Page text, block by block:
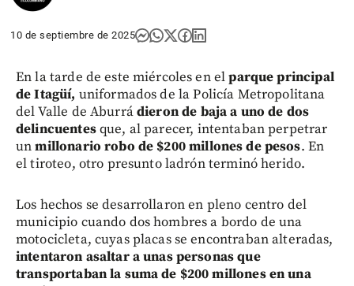
10 de septiembre de 2025
En la tarde de este miércoles en elparque principal
de Itagüí, uniformados de la Policía Metropolitana
del Valle de Aburrádieron de baja a uno de dos
delincuentesque, al parecer, intentaban perpetrar
unmillonario robo de $200 millones de pesos. En
el tiroteo, otro presunto ladrón terminó herido.
Los hechos se desarrollaron en pleno centro del
municipio cuando dos hombres a bordo de una
motocicleta, cuyas placas se encontraban alteradas,
intentaron asaltar a unas personas que
transportaban la suma de $200 millones en una